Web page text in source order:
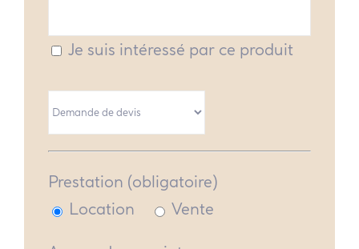
Je suis intéressé par ce produit
Prestation (obligatoire)
Location
Vente